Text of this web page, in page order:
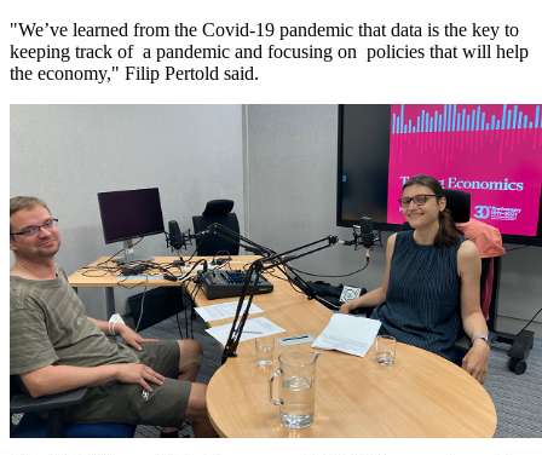
"We’ve learned from the Covid-19 pandemic that data is the key to
keeping track of a pandemic and focusing on policies that will help
the economy," Filip Pertold said.